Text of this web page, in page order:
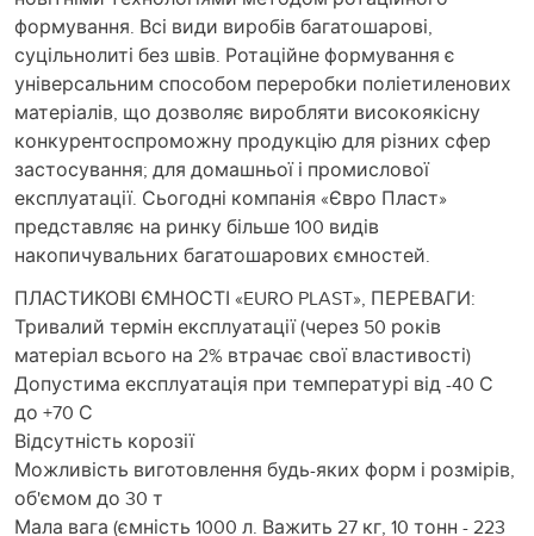
формування. Всі види виробів багатошарові,
суцільнолиті без швів. Ротаційне формування є
універсальним способом переробки поліетиленових
матеріалів, що дозволяє виробляти високоякісну
конкурентоспроможну продукцію для різних сфер
застосування; для домашньої і промислової
експлуатації. Сьогодні компанія «Євро Пласт»
представляє на ринку більше 100 видів
накопичувальних багатошарових ємностей.
ПЛАСТИКОВІ ЄМНОСТІ «EURO PLAST», ПЕРЕВАГИ: ​​
Тривалий термін експлуатації (через 50 років
матеріал всього на 2% втрачає свої властивості)
Допустима експлуатація при температурі від -40 С
до +70 С
Відсутність корозії
Можливість виготовлення будь-яких форм і розмірів,
об'ємом до 30 т
Мала вага (ємність 1000 л. Важить 27 кг, 10 тонн - 223